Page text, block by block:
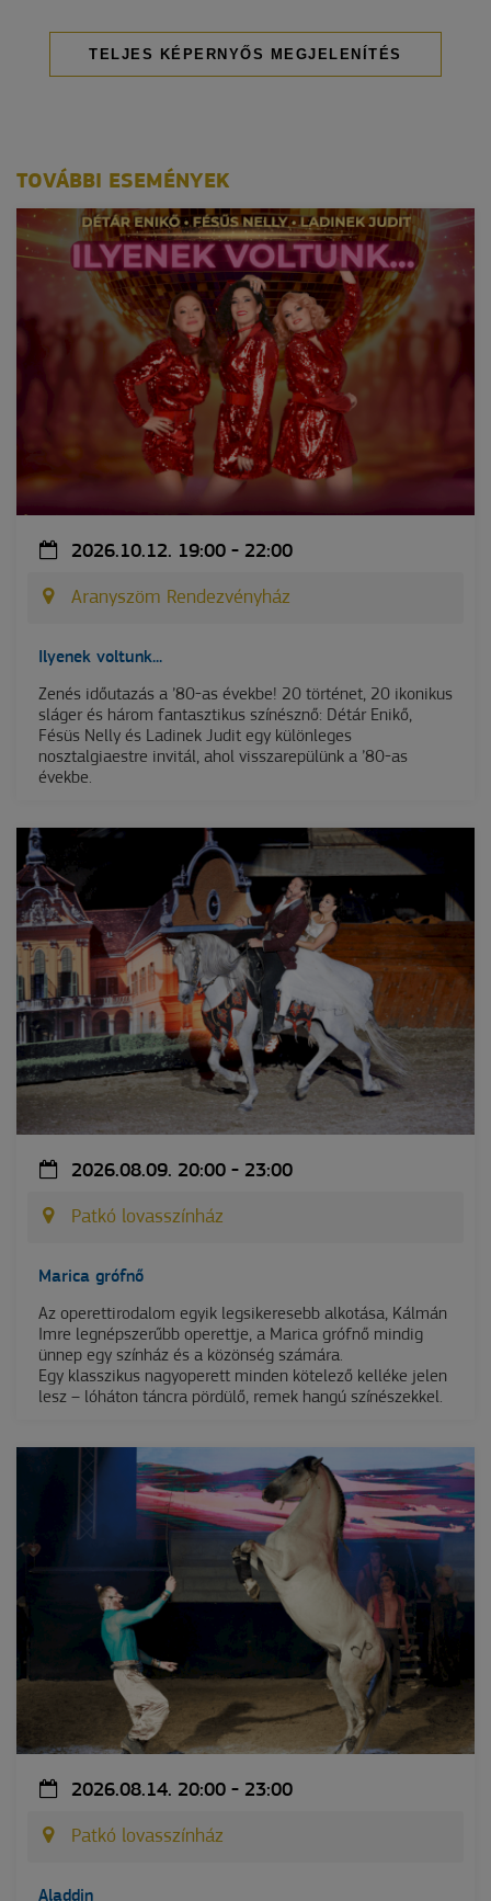
TELJES KÉPERNYŐS MEGJELENÍTÉS
TOVÁBBI ESEMÉNYEK
2026.10.12. 19:00 - 22:00
Aranyszöm Rendezvényház
Ilyenek voltunk...
Zenés időutazás a ’80-as évekbe! 20 történet, 20 ikonikus
sláger és három fantasztikus színésznő: Détár Enikő,
Fésüs Nelly és Ladinek Judit egy különleges
nosztalgiaestre invitál, ahol visszarepülünk a ’80-as
évekbe.
2026.08.09. 20:00 - 23:00
Patkó lovasszínház
Marica grófnő
Az operettirodalom egyik legsikeresebb alkotása, Kálmán
Imre legnépszerűbb operettje, a Marica grófnő mindig
ünnep egy színház és a közönség számára.
Egy klasszikus nagyoperett minden kötelező kelléke jelen
lesz – lóháton táncra pördülő, remek hangú színészekkel.
2026.08.14. 20:00 - 23:00
Patkó lovasszínház
Aladdin